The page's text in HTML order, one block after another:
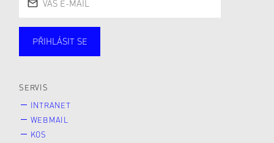
PŘIHLÁSIT SE
SERVIS
INTRANET
WEBMAIL
KOS